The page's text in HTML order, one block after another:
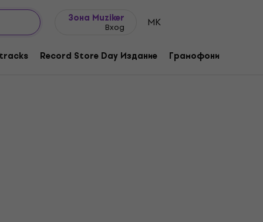
Зона Muziker
Вход MK
Record Store Day Издание Грамофони